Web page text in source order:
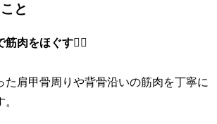
と
筋肉をほぐす💆‍♂️
肩甲骨周りや背骨沿いの筋肉を丁寧に